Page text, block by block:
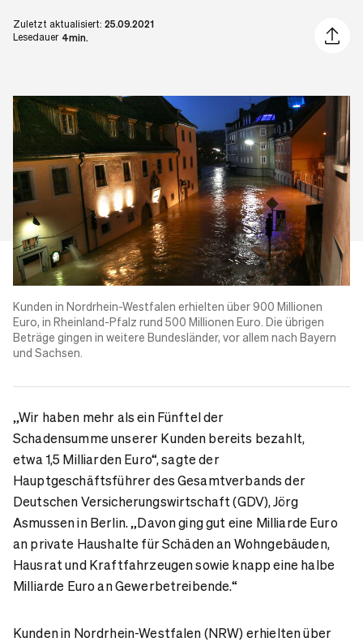
Zuletzt aktualisiert: 25.09.2021
Lesedauer 4min.
Artikel
Kunden in Nordrhein-Westfalen erhielten über 900 Millionen
Euro, in Rheinland-Pfalz rund 500 Millionen Euro. Die übrigen
Beträge gingen in weitere Bundesländer, vor allem nach Bayern
und Sachsen.
„Wir haben mehr als ein Fünftel der
Schadensumme unserer Kunden bereits bezahlt,
etwa 1,5 Milliarden Euro“, sagte der
Hauptgeschäftsführer des Gesamtverbands der
Deutschen Versicherungswirtschaft (GDV), Jörg
Asmussen in Berlin. „Davon ging gut eine Milliarde Euro
an private Haushalte für Schäden an Wohngebäuden,
Hausrat und Kraftfahrzeugen sowie knapp eine halbe
Milliarde Euro an Gewerbetreibende.“
Kunden in Nordrhein-Westfalen (NRW) erhielten über